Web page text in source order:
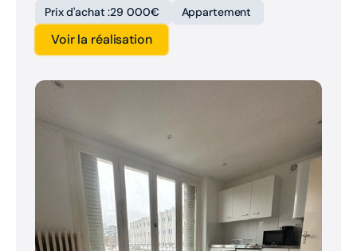
Prix d'achat :29 000€ Appartement
Voir la réalisation